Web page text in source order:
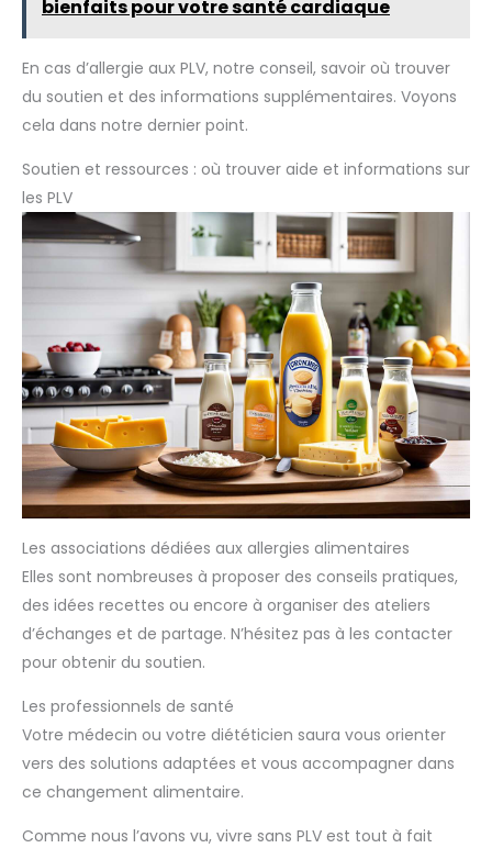
spatule et 4 spatules pour mini crêpes. Tout le nécessaire
pour réussir vos crêpes maison comme un pro.
bienfaits pour votre santé cardiaque
En cas d’allergie aux PLV, notre conseil, savoir où trouver
du soutien et des informations supplémentaires. Voyons
cela dans notre dernier point.
Soutien et ressources : où trouver aide et informations sur
les PLV
Les associations dédiées aux allergies alimentaires
Elles sont nombreuses à proposer des conseils pratiques,
des idées recettes ou encore à organiser des ateliers
d’échanges et de partage. N’hésitez pas à les contacter
pour obtenir du soutien.
Les professionnels de santé
Votre médecin ou votre diététicien saura vous orienter
vers des solutions adaptées et vous accompagner dans
ce changement alimentaire.
Comme nous l’avons vu, vivre sans PLV est tout à fait